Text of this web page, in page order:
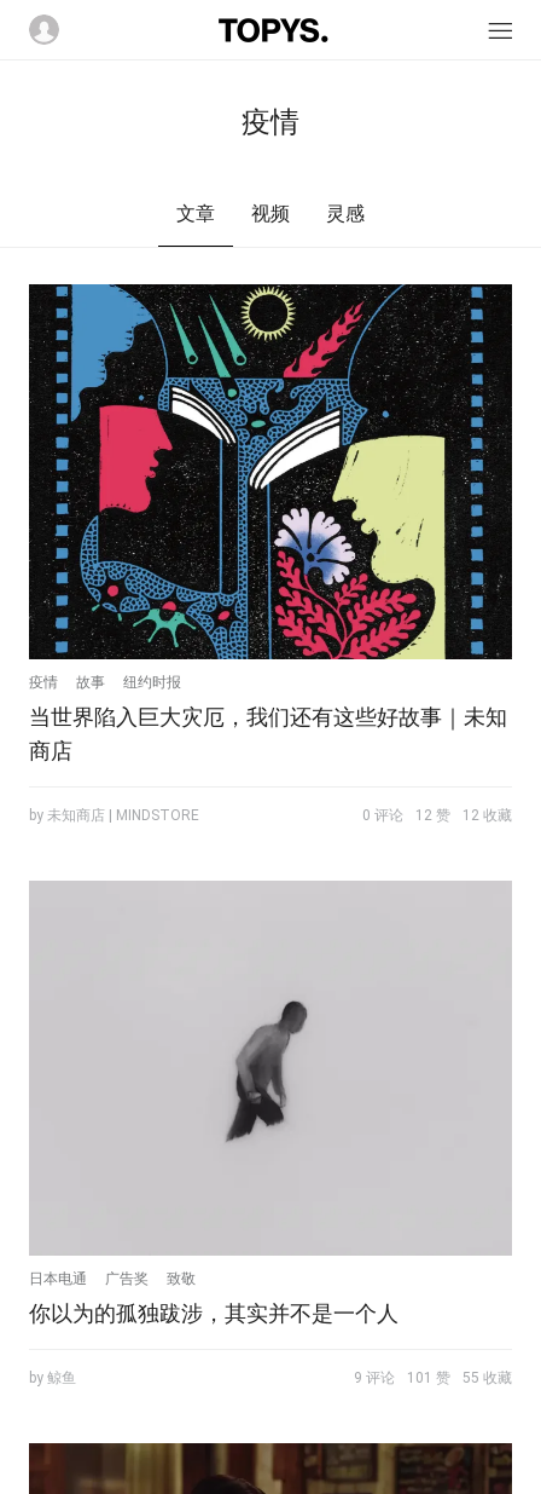
疫情
文章 视频 灵感
疫情 故事 纽约时报
当世界陷入巨大灾厄，我们还有这些好故事｜未知
商店
by 未知商店 | MINDSTORE 0 评论 12 赞 12 收藏
日本电通 广告奖 致敬
你以为的孤独跋涉，其实并不是一个人
by 鲸鱼 9 评论 101 赞 55 收藏